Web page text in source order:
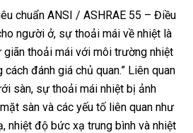
chuẩn ANSI / ASHRAE 55 – Điều
người ở, sự thoải mái về nhiệt là
thoải mái với môi trường nhiệt
đánh giá chủ quan.” Liên quan
sàn, sự thoải mái nhiệt bị ảnh
sàn và các yếu tố liên quan như
nhiệt độ bức xạ trung bình và nhiệt